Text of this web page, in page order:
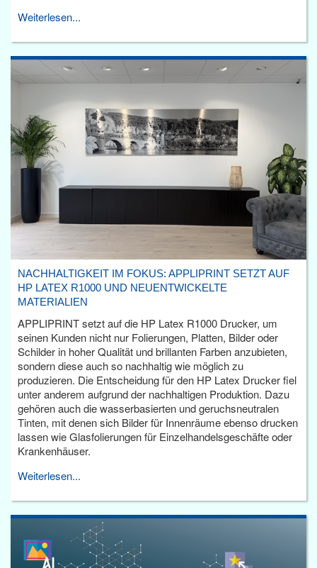
Weiterlesen...
NACHHALTIGKEIT IM FOKUS: APPLIPRINT SETZT AUF
HP LATEX R1000 UND NEUENTWICKELTE
MATERIALIEN
APPLIPRINT setzt auf die HP Latex R1000 Drucker, um
seinen Kunden nicht nur Folierungen, Platten, Bilder oder
Schilder in hoher Qualität und brillanten Farben anzubieten,
sondern diese auch so nachhaltig wie möglich zu
produzieren. Die Entscheidung für den HP Latex Drucker fiel
unter anderem aufgrund der nachhaltigen Produktion. Dazu
gehören auch die wasserbasierten und geruchsneutralen
Tinten, mit denen sich Bilder für Innenräume ebenso drucken
lassen wie Glasfolierungen für Einzelhandelsgeschäfte oder
Krankenhäuser.
Weiterlesen...